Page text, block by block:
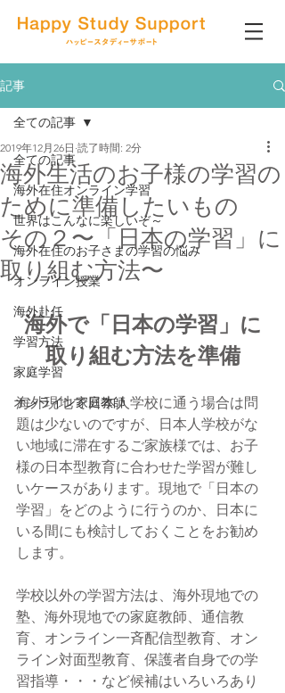
記事
全ての記事
海外在住オンライン学習
世界はこんなに楽しいぞ～
海外在住のお子さまの学習の悩み
オンライン授業
海外赴任
学習方法
家庭学習
オンライン家庭教師
全ての記事
海外生活のお子様の学習の
ために準備したいもの
その２〜「日本の学習」に
取り組む方法〜
2019年12月26日 読了時間: 2分
海外で「日本の学習」に
取り組む方法を準備
海外現地で日本人学校に通う場合は問
題は少ないのですが、日本人学校がな
い地域に滞在するご家族様では、お子
様の日本型教育に合わせた学習が難し
いケースがあります。現地で「日本の
学習」をどのように行うのか、日本に
いる間にも検討しておくことをお勧め
します。
学校以外の学習方法は、海外現地での
塾、海外現地での家庭教師、通信教
育、オンライン一斉配信型教育、オン
ライン対面型教育、保護者自身での学
習指導・・・など候補はいろいろあり